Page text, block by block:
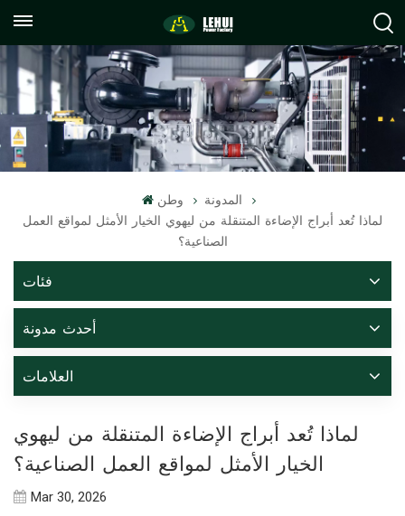
059122071372
info@lehuipowerfactory.com
وطن
المدونة
لماذا تُعد أبراج الإضاءة المتنقلة من ليهوي الخيار الأمثل لمواقع العمل
الصناعية؟
فئات
أحدث مدونة
العلامات
لماذا تُعد أبراج الإضاءة المتنقلة من ليهوي
الخيار الأمثل لمواقع العمل الصناعية؟
Mar 30, 2026